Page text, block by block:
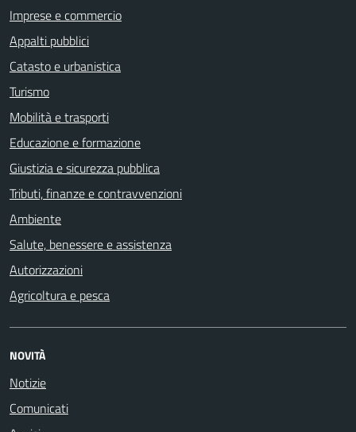
Imprese e commercio
Appalti pubblici
Catasto e urbanistica
Turismo
Mobilità e trasporti
Educazione e formazione
Giustizia e sicurezza pubblica
Tributi, finanze e contravvenzioni
Ambiente
Salute, benessere e assistenza
Autorizzazioni
Agricoltura e pesca
NOVITÀ
Notizie
Comunicati